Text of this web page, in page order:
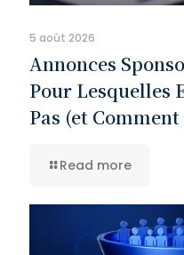
5 août 2026
Annonces
Pour Lesquelles
Pas (et
Read more